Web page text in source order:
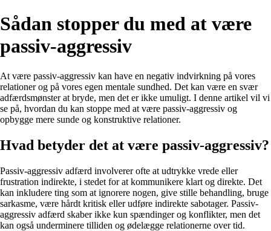
Sådan stopper du med at være
passiv-aggressiv
At være passiv-aggressiv kan have en negativ indvirkning på vores
relationer og på vores egen mentale sundhed. Det kan være en svær
adfærdsmønster at bryde, men det er ikke umuligt. I denne artikel vil vi
se på, hvordan du kan stoppe med at være passiv-aggressiv og
opbygge mere sunde og konstruktive relationer.
Hvad betyder det at være passiv-aggressiv?
Passiv-aggressiv adfærd involverer ofte at udtrykke vrede eller
frustration indirekte, i stedet for at kommunikere klart og direkte. Det
kan inkludere ting som at ignorere nogen, give stille behandling, bruge
sarkasme, være hårdt kritisk eller udføre indirekte sabotager. Passiv-
aggressiv adfærd skaber ikke kun spændinger og konflikter, men det
kan også underminere tilliden og ødelægge relationerne over tid.